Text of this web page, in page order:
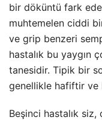
bir döküntü fark
muhtemelen ciddi
ve grip benzeri
hastalık bu yaygın
tanesidir. Tipik bir
genellikle hafiftir ve
Beşinci hastalık